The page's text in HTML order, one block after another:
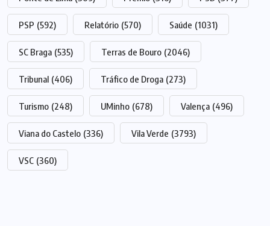
PSP (592) Relatório (570) Saúde (1031)
SC Braga (535) Terras de Bouro (2046)
Tribunal (406) Tráfico de Droga (273)
Turismo (248) UMinho (678) Valença (496)
Viana do Castelo (336) Vila Verde (3793)
VSC (360)